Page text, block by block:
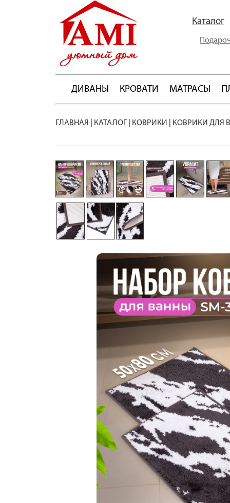
Каталог
ДИВАНЫ КРОВАТИ МАТРАСЫ
ГЛАВНАЯ КАТАЛОГ КОВРИКИ КОВРИКИ ДЛЯ